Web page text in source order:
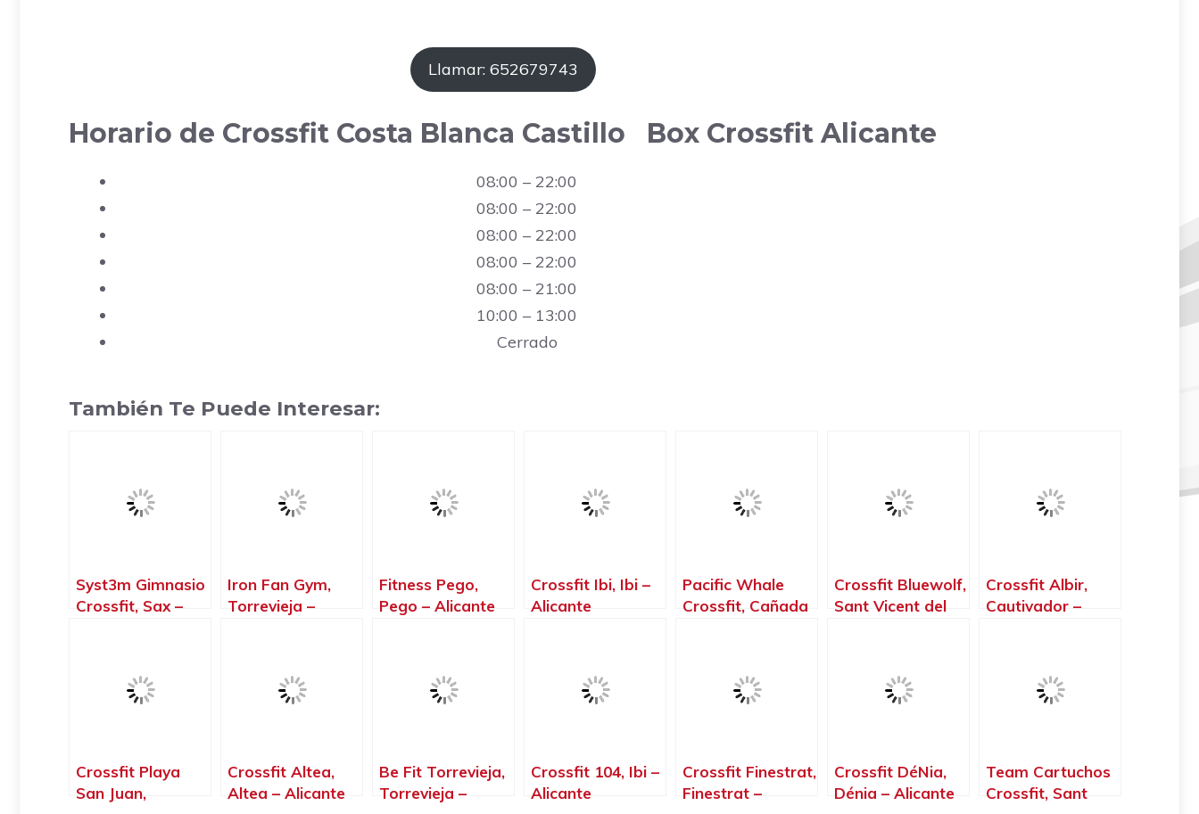
Llamar: 652679743
Horario de Crossfit Costa Blanca Castillo ‍ ️ Box Crossfit Alicante
08:00 – 22:00
08:00 – 22:00
08:00 – 22:00
08:00 – 22:00
08:00 – 21:00
10:00 – 13:00
Cerrado
También Te Puede Interesar:
Syst3m Gimnasio
Crossfit, Sax –
Iron Fan Gym,
Torrevieja –
Fitness Pego,
Pego – Alicante
Crossfit Ibi, Ibi –
Alicante
Pacific Whale
Crossfit, Cañada
Crossfit Bluewolf,
Sant Vicent del
Crossfit Albir,
Cautivador –
Crossfit Playa
San Juan,
Crossfit Altea,
Altea – Alicante
Be Fit Torrevieja,
Torrevieja –
Crossfit 104, Ibi –
Alicante
Crossfit Finestrat,
Finestrat –
Crossfit DéNia,
Dénia – Alicante
Team Cartuchos
Crossfit, Sant